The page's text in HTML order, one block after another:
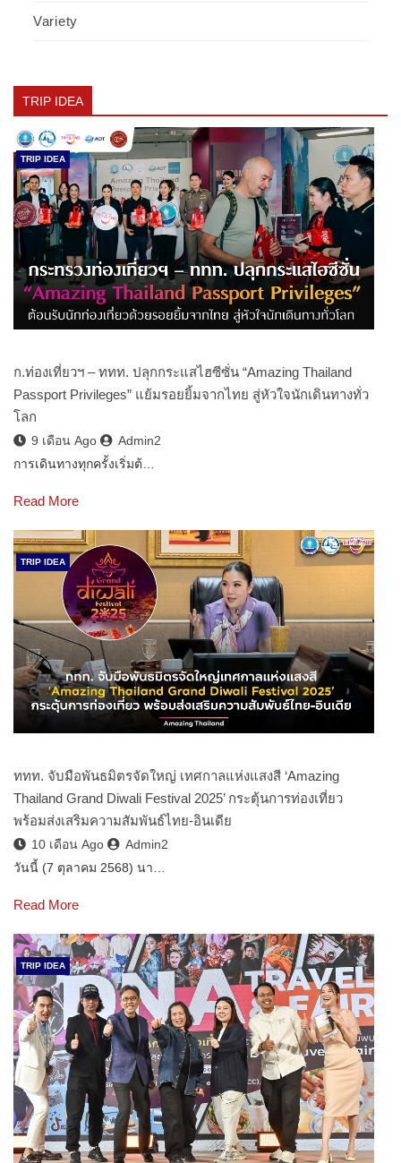
Variety
TRIP IDEA
TRIP IDEA
ก.ท่องเที่ยวฯ – ททท. ปลุกกระแสไฮซีซั่น “Amazing Thailand
Passport Privileges” แย้มรอยยิ้มจากไทย สู่หัวใจนักเดินทางทั่ว
โลก
9 เดือน Ago
Admin2
การเดินทางทุกครั้งเริ่มต้…
Read More
TRIP IDEA
ททท. จับมือพันธมิตรจัดใหญ่ เทศกาลแห่งแสงสี ‘Amazing
Thailand Grand Diwali Festival 2025’ กระตุ้นการท่องเที่ยว
พร้อมส่งเสริมความสัมพันธ์ไทย-อินเดีย
10 เดือน Ago
Admin2
วันนี้ (7 ตุลาคม 2568) นา…
Read More
TRIP IDEA